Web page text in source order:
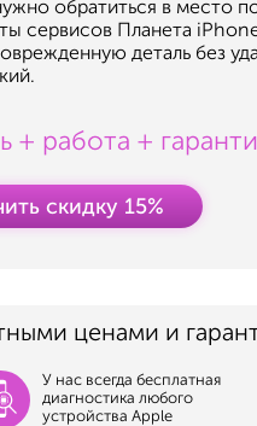
обратиться в место
сервисов Планета
деталь без
+ работа +
скидку 15%
ценами и
У нас всегда бесплатная
диагностика любого
устройства Apple